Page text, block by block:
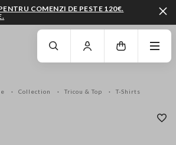
PRINCIPALDERULEAZĂ ÎN JOS
COMENZI DE PESTE 120€.
Collection Tricou & Top T-Shirts